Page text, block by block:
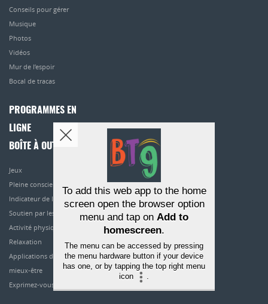
Conseils pour gérer
Musique
Photos
Vidéos
Mur de l’espoir
Bocal de tracas
PROGRAMMES EN
LIGNE
BOÎTE À OUTILS
Jeux
Pleine conscience
Indicateur de l’humeur
Soutien par les pairs
Activité physique
Relaxation
Applications de
mieux-être
Exprimez-vous
To add this web app to the home
screen open the browser option
menu and tap on Add to
homescreen.
The menu can be accessed by pressing
the menu hardware button if your device
has one, or by tapping the top right menu
icon
.